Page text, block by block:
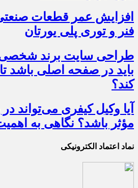
افزایش عمر قطعات صنعتی
فنر و توری پلی یورتان
طراحی سایت برند
باید در صفحه اصلی باشد تا
کند؟
آیا وکیل کیفری می‌تواند
مؤثر باشد؟ نگاهی به
نماد اعتماد الکترونیکی